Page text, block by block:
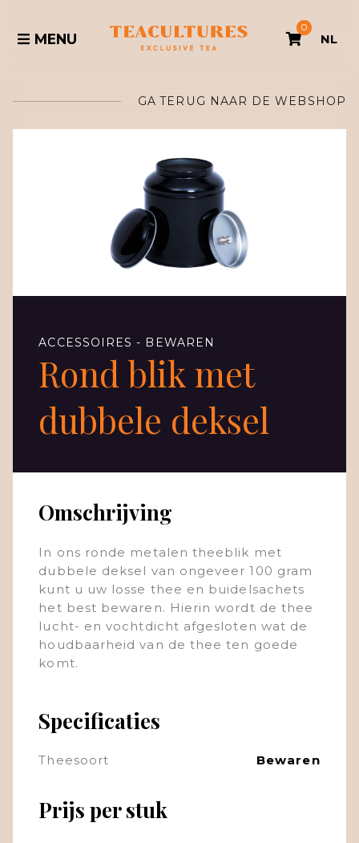
MENU
0
NL
GA TERUG NAAR DE WEBSHOP
ACCESSOIRES - BEWAREN
Rond blik met
dubbele deksel
Omschrijving
In ons ronde metalen theeblik met
dubbele deksel van ongeveer 100 gram
kunt u uw losse thee en buidelsachets
het best bewaren. Hierin wordt de thee
lucht- en vochtdicht afgesloten wat de
houdbaarheid van de thee ten goede
komt.
Specificaties
Theesoort Bewaren
Prijs per stuk